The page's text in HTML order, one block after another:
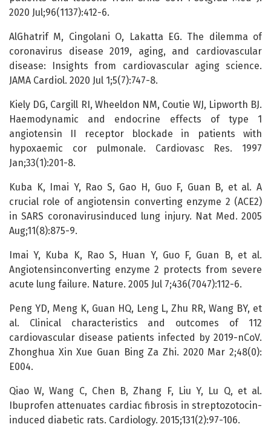
2020 Jul;96(1137):412-6.
AlGhatrif M, Cingolani O, Lakatta EG. The dilemma of
coronavirus disease 2019, aging, and cardiovascular
disease: Insights from cardiovascular aging science.
JAMA Cardiol. 2020 Jul 1;5(7):747-8.
Kiely DG, Cargill RI, Wheeldon NM, Coutie WJ, Lipworth BJ.
Haemodynamic and endocrine effects of type 1
angiotensin II receptor blockade in patients with
hypoxaemic cor pulmonale. Cardiovasc Res. 1997
Jan;33(1):201-8.
Kuba K, Imai Y, Rao S, Gao H, Guo F, Guan B, et al. A
crucial role of angiotensin converting enzyme 2 (ACE2)
in SARS coronavirusinduced lung injury. Nat Med. 2005
Aug;11(8):875-9.
Imai Y, Kuba K, Rao S, Huan Y, Guo F, Guan B, et al.
Angiotensinconverting enzyme 2 protects from severe
acute lung failure. Nature. 2005 Jul 7;436(7047):112-6.
Peng YD, Meng K, Guan HQ, Leng L, Zhu RR, Wang BY, et
al. Clinical characteristics and outcomes of 112
cardiovascular disease patients infected by 2019-nCoV.
Zhonghua Xin Xue Guan Bing Za Zhi. 2020 Mar 2;48(0):
E004.
Qiao W, Wang C, Chen B, Zhang F, Liu Y, Lu Q, et al.
Ibuprofen attenuates cardiac fibrosis in streptozotocin-
induced diabetic rats. Cardiology. 2015;131(2):97-106.